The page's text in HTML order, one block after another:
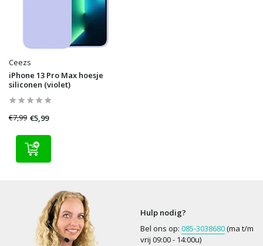
Ceezs
iPhone 13 Pro Max hoesje
siliconen (violet)
€7,99 €5,99
Hulp nodig?
Bel ons op: 085-3038680(ma t/m
vrij 09:00 - 14:00u)